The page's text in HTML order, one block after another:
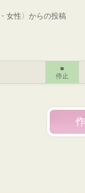
女性〉からの投稿
■
停止